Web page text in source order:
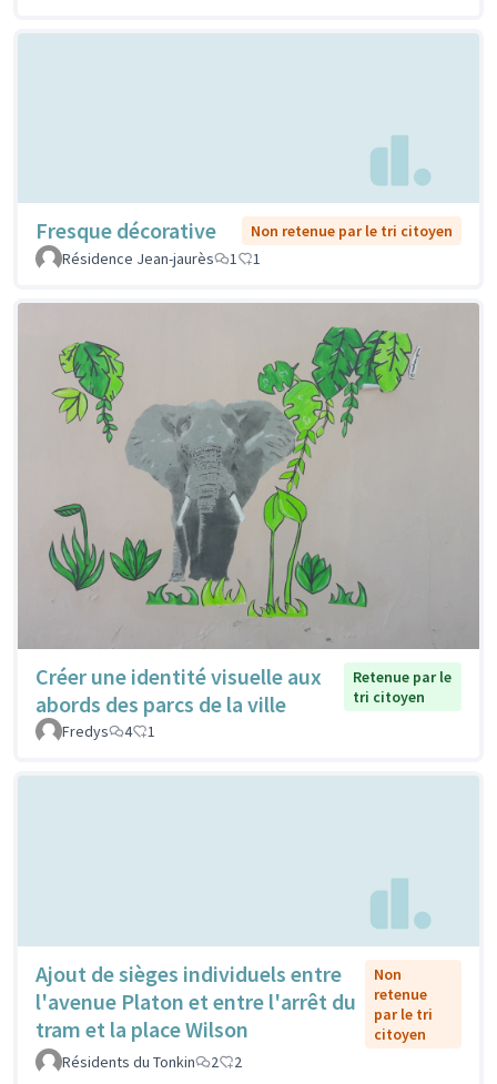
Fresque décorative
Non retenue par le tri citoyen
Résidence Jean-jaurès
1 1
Créer une identité visuelle aux
abords des parcs de la ville
Retenue par le
tri citoyen
Fredys
4 1
Ajout de sièges individuels entre
l'avenue Platon et entre l'arrêt du
tram et la place Wilson
Non
retenue
par le tri
citoyen
Résidents du Tonkin
2 2